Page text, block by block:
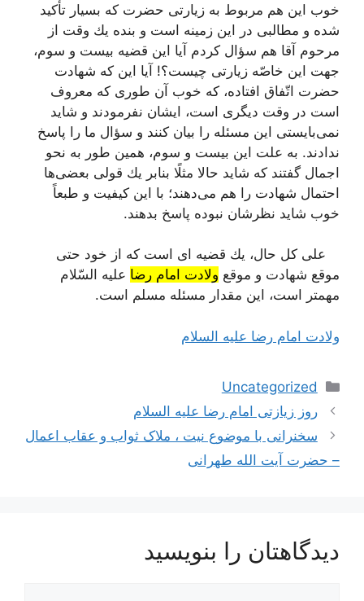
خوب این هم مربوط به زیارتی حضرت كه بسیار تأكید
شده و مطالبی در این زمینه است و بنده یك وقت از
مرحوم آقا هم سؤال كردم آیا این قضیه بیست و سوم،
جهت این خاصّه زیارتی چیست؟! آیا این كه شهادت
حضرت اتّفاق افتاده، كه خوب آن طوری كه معروف
است در وقت دیگری است، ایشان نفرمودند و شاید
نمی‌بایستی این مسئله را بیان كنند و سؤال ما را پاسخ
ندادند. به علت این بیست و سوم، همین طور به نحو
اجمال گفتند كه شاید حالا مثلًا بنابر یك قولی بعضی‌ها
احتمال شهادت را هم می‌دهند؛ با این كیفیت و طبعاً
خوب شاید نظرشان نبوده پاسخ بدهند.
علی كل حال، یك قضیه ای است كه از خود حتی
موقع شهادت و موقع ولادت امام رضا علیه السّلام
مهمتر است، این مقدار مسئله مسلم است.
ولادت امام رضا علیه السلام
دسته‌ها
Uncategorized
ناوبری
نوشته‌ها
روز زیازتی امام رضا علیه السلام
سخنرانی با موضوع نیت ، ملاک ثواب و عقاب اعمال
– حضرت آیت الله طهرانی
دیدگاهتان را بنویسید